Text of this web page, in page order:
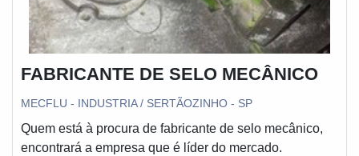
FABRICANTE DE SELO MECÂNICO
MECFLU - INDUSTRIA / SERTÃOZINHO - SP
Quem está à procura de fabricante de selo mecânico,
encontrará a empresa que é líder do mercado.